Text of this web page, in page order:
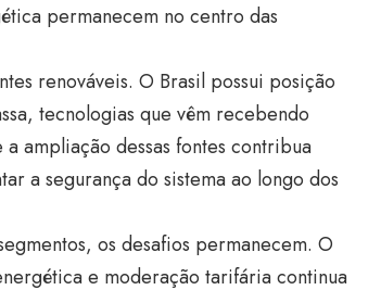
permanecem no centro das
renováveis. O Brasil possui posição
tecnologias que vêm recebendo
ampliação dessas fontes contribua
a segurança do sistema ao longo dos
os desafios permanecem. O
e moderação tarifária continua